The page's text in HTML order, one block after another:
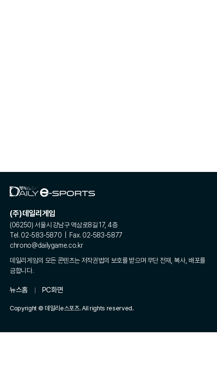
(주)데일리게임
(06250) 서울시 강남구 역삼로8길 17, 4층
Tel. 02-583-5870 | Fax. 02-583-5877
chrono@dailygame.co.kr
데일리게임의 모든 콘텐츠는 저작권법의 보호를 받으며 무단 전재, 복사, 배포를
금합니다.
뉴스홈 PC화면
Copyright © 데일리e스포츠. All rights reserved.